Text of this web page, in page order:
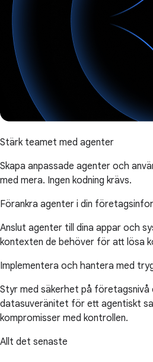
Stärk teamet med agenter
Skapa anpassade agenter och
med mera. Ingen kodning krävs.
Förankra agenter i din
Anslut agenter till dina appar och
kontexten de behöver för att lösa
Implementera och hantera med
Styr med säkerhet på företagsnivå
datasuveränitet för ett agentiskt
kompromisser med kontrollen.
Allt det senaste